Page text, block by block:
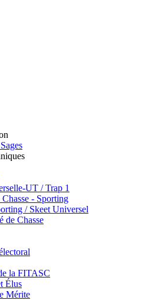
UT / Trap 1
Chasse - Sporting
/ Skeet Universel
de Chasse
la FITASC
Élus
Mérite